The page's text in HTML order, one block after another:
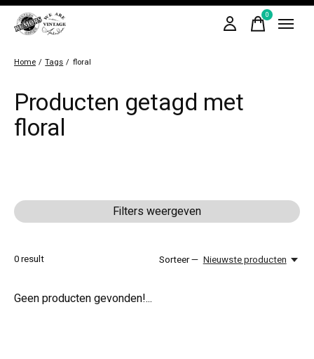
0items
Home / Tags / floral
Producten getagd met
floral
Filters weergeven
0result Sorteer — Nieuwste producten
Geen producten gevonden!...